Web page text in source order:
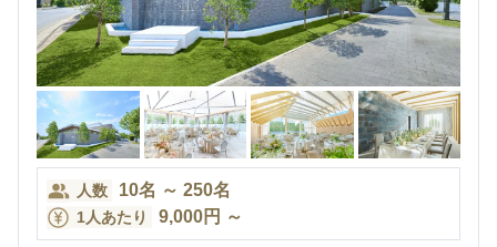
人数 10名 ～ 250名
1人あたり 9,000円 ～